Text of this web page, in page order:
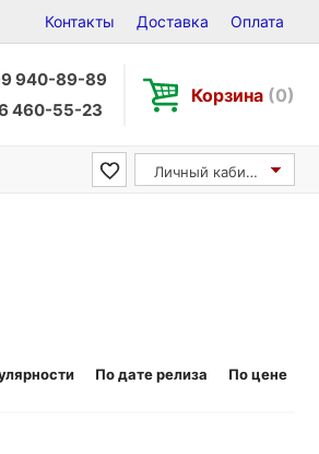
Контакты Доставка Оплата
940-89-89
460-55-23
Корзина (0)
Личный кабинет
По дате релиза По цене